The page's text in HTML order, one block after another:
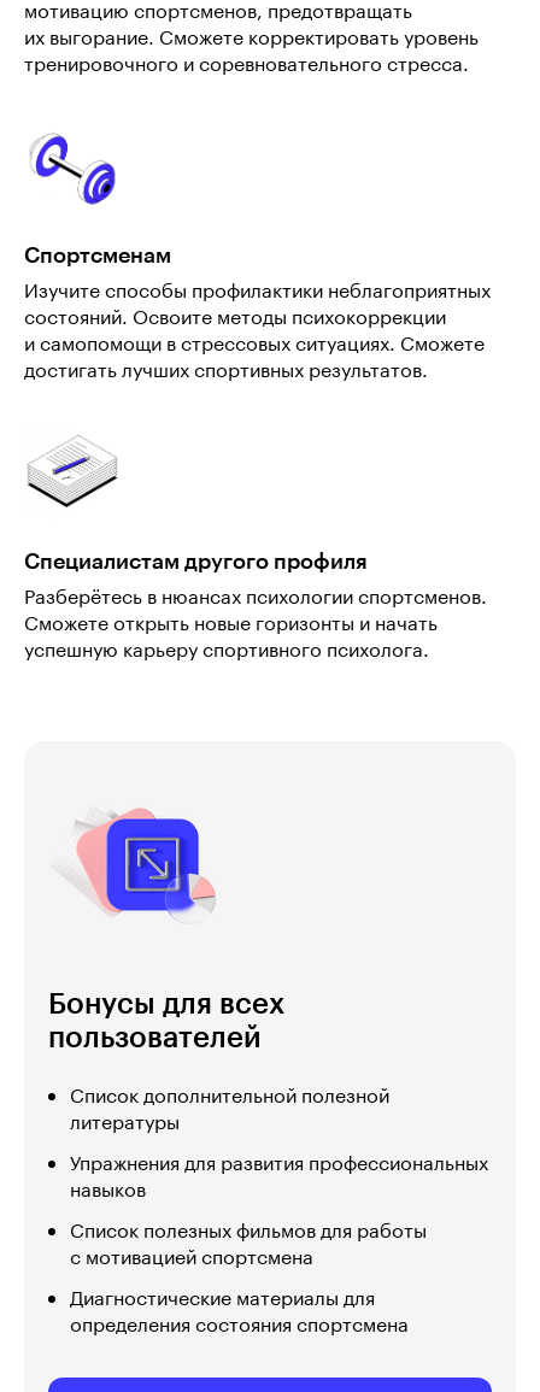
мотивацию спортсменов, предотвращать
их выгорание. Сможете корректировать уровень
тренировочного и соревновательного стресса.
Спортсменам
Изучите способы профилактики неблагоприятных
состояний. Освоите методы психокоррекции
и самопомощи в стрессовых ситуациях. Сможете
достигать лучших спортивных результатов.
Специалистам другого профиля
Разберётесь в нюансах психологии спортсменов.
Сможете открыть новые горизонты и начать
успешную карьеру спортивного психолога.
Бонусы для всех
пользователей
Список дополнительной полезной
литературы
Упражнения для развития профессиональных
навыков
Список полезных фильмов для работы
с мотивацией спортсмена
Диагностические материалы для
определения состояния спортсмена